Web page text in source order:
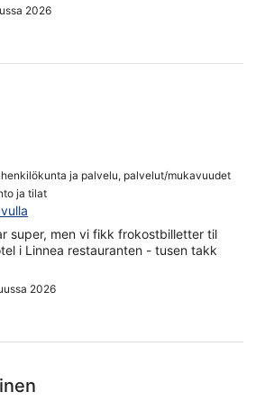
2026
ja palvelu, palvelut/mukavuudet
ja tilat
super, men vi fikk frokostbilletter til
i Linnea restauranten - tusen takk
2026